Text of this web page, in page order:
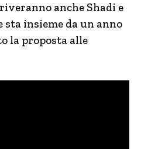
anche Shadi e
sta insieme da un anno
la proposta alle